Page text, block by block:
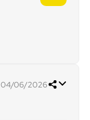
04/06/2026